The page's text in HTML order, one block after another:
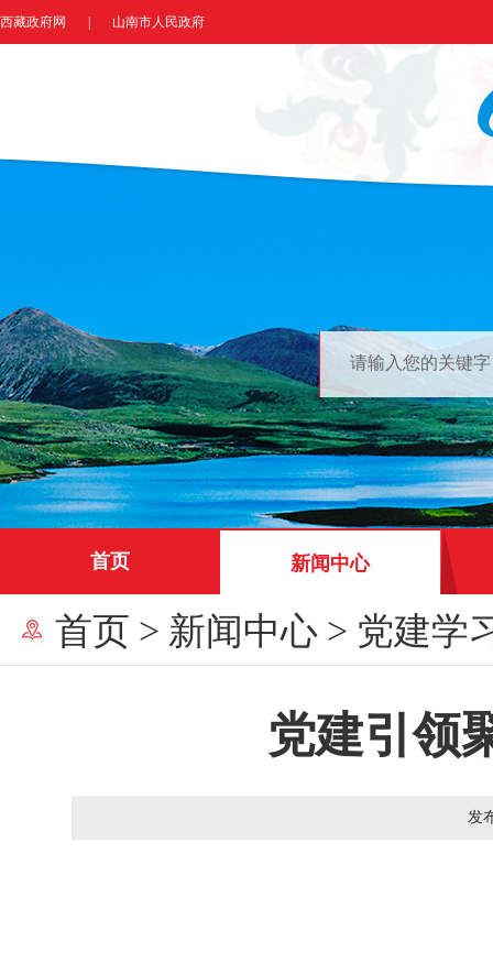
西藏政府网 山南市人民政府
首页 新闻中心
首页 > 新闻中心 > 党建学
党建引领
发